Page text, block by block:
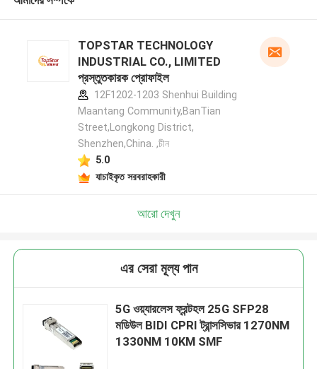
TOPSTAR TECHNOLOGY
INDUSTRIAL CO., LIMITED
প্রস্তুতকারক প্রোফাইল
12F1202-1203 Shenhui Building
Maantang Community,BanTian
Street,Longkong District,
Shenzhen,China. ,চীন
5.0
যাচাইকৃত সরবরাহকারী
আরো দেখুন
এর সেরা মূল্য পান
5G ওয়্যারলেস ফ্রন্টহল 25G SFP28
মডিউল BIDI CPRI ট্রান্সসিভার 1270NM
1330NM 10KM SMF